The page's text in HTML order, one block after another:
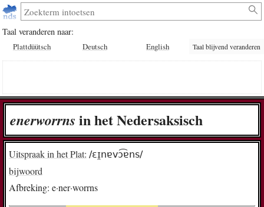
Taal veranderen naar:
Plattdüütsch Deutsch English Taal blijvend veranderen
e­ner­worr­ns in het Nedersaksisch
Uitspraak in het Plat: /ɛɪ̯nɐvɔ͡ɐns/
bijwoord
Afbreking: e·ner·worrns